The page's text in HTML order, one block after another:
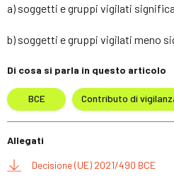
a) soggetti e gruppi vigilati
b) soggetti e gruppi vigilati meno
Di cosa si parla in questo articolo
BCE Contributo di
Allegati
Decisione (UE) 2021/490 BCE